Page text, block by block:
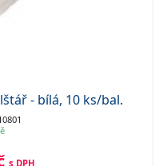
- bílá, 10 ks/bal.
s DPH